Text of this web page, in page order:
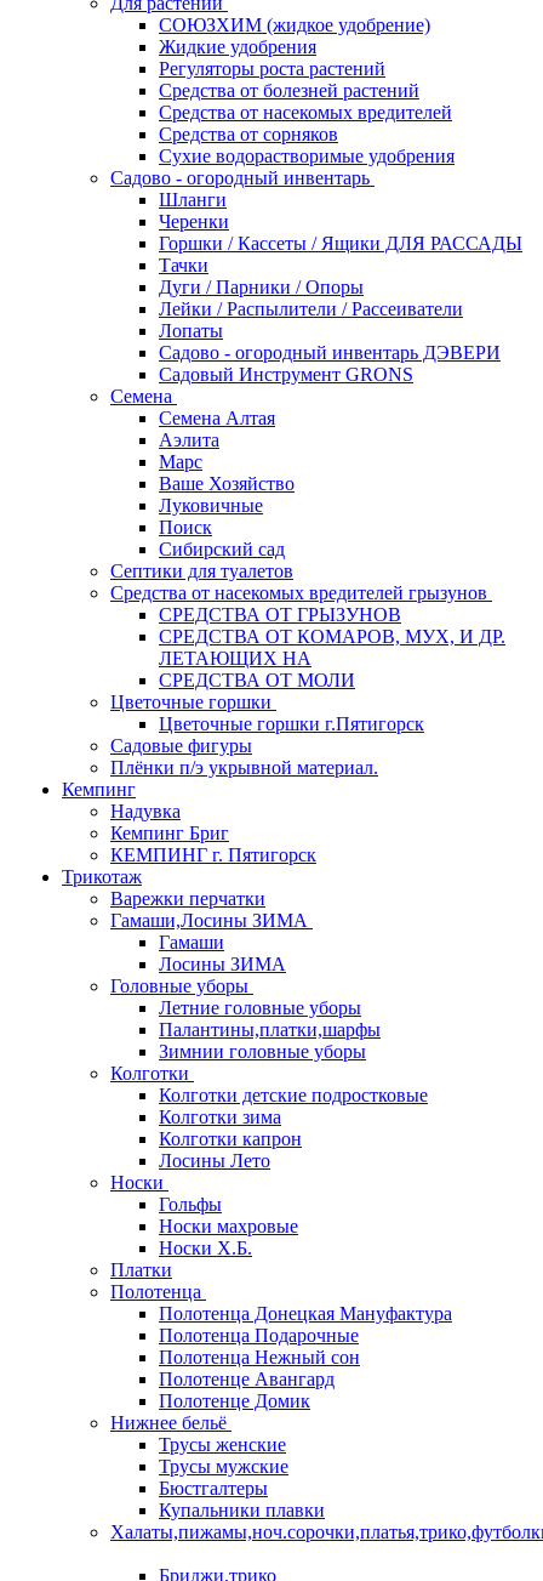
СОЮЗХИМ (жидкое удобрение)
Жидкие удобрения
Регуляторы роста растений
Средства от болезней растений
Средства от насекомых вредителей
Средства от сорняков
Сухие водорастворимые удобрения
Садово - огородный инвентарь
Шланги
Черенки
Горшки / Кассеты / Ящики ДЛЯ РАССАДЫ
Тачки
Дуги / Парники / Опоры
Лейки / Распылители / Рассеиватели
Лопаты
Садово - огородный инвентарь ДЭВЕРИ
Садовый Инструмент GRONS
Семена
Семена Алтая
Аэлита
Марс
Ваше Хозяйство
Луковичные
Поиск
Сибирский сад
Септики для туалетов
Средства от насекомых вредителей грызунов
СPEДСТВА ОТ ГРЫЗУНОВ
СРЕДСТВА ОТ КОМАРОВ, МУХ, И ДР.
ЛЕТАЮЩИХ НА
СРЕДСТВА ОТ МОЛИ
Цветочные горшки
Цветочные горшки г.Пятигорск
Садовые фигуры
Плёнки п/э укрывной материал.
Кемпинг
Надувка
Кемпинг Бриг
КЕМПИНГ г. Пятигорск
Трикотаж
Варежки перчатки
Гамаши,Лосины ЗИМА
Гамаши
Лосины ЗИМА
Головные уборы
Летние головные уборы
Палантины,платки,шарфы
Зимнии головные уборы
Колготки
Колготки детские подростковые
Колготки зима
Колготки капрон
Лосины Лето
Носки
Гольфы
Носки махровые
Носки Х.Б.
Платки
Полотенца
Полотенца Донецкая Мануфактура
Полотенца Подарочные
Полотенца Нежный сон
Полотенце Авангард
Полотенце Домик
Нижнее бельё
Трусы женские
Трусы мужские
Бюстгалтеры
Купальники плавки
Бриджи,трико